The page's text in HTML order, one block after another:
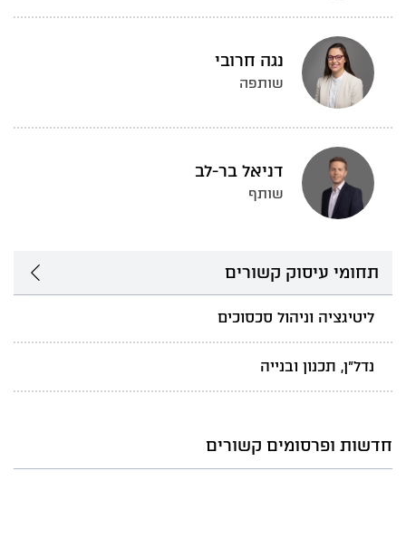
נגה חרובי
שותפה
דניאל בר-לב
שותף
תחומי עיסוק קשורים
ליטיגציה וניהול סכסוכים
נדל"ן, תכנון ובנייה
חדשות ופרסומים קשורים